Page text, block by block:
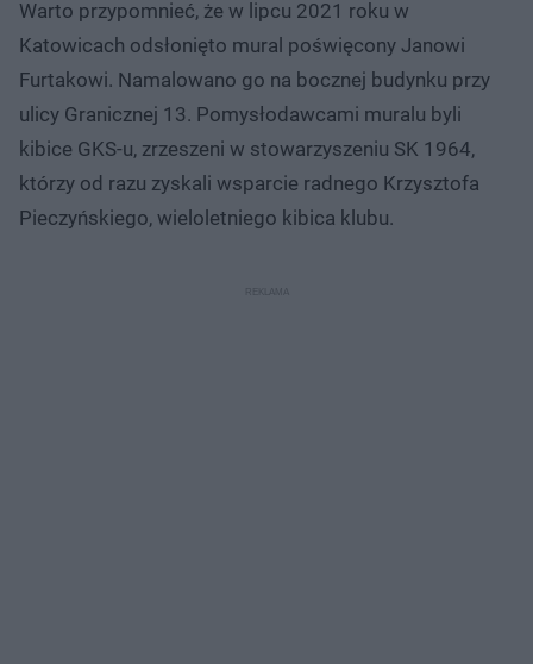
Warto przypomnieć, że w lipcu 2021 roku w
Katowicach odsłonięto mural poświęcony Janowi
Furtakowi. Namalowano go na bocznej budynku przy
ulicy Granicznej 13. Pomysłodawcami muralu byli
kibice GKS-u, zrzeszeni w stowarzyszeniu SK 1964,
którzy od razu zyskali wsparcie radnego Krzysztofa
Pieczyńskiego, wieloletniego kibica klubu.